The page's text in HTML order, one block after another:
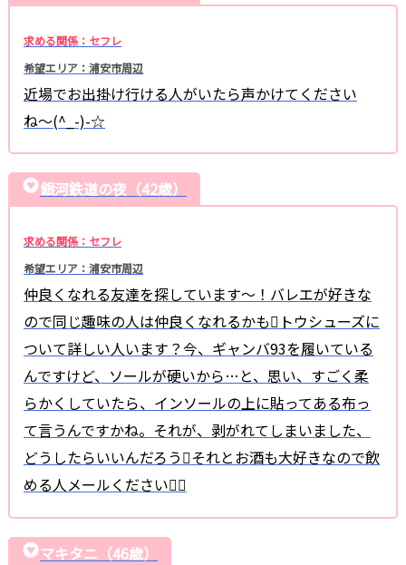
求める関係：セフレ
希望エリア：浦安市周辺
近場でお出掛け行ける人がいたら声かけてください
ね〜(^_-)-☆
銀河鉄道の夜（42歳）
求める関係：セフレ
希望エリア：浦安市周辺
仲良くなれる友達を探しています〜！バレエが好きな
ので同じ趣味の人は仲良くなれるかもトウシューズに
ついて詳しい人います？今、ギャンバ93を履いている
んですけど、ソールが硬いから…と、思い、すごく柔
らかくしていたら、インソールの上に貼ってある布っ
て言うんですかね。それが、剥がれてしまいました、
どうしたらいいんだろうそれとお酒も大好きなので飲
める人メールください
マキタニ（46歳）